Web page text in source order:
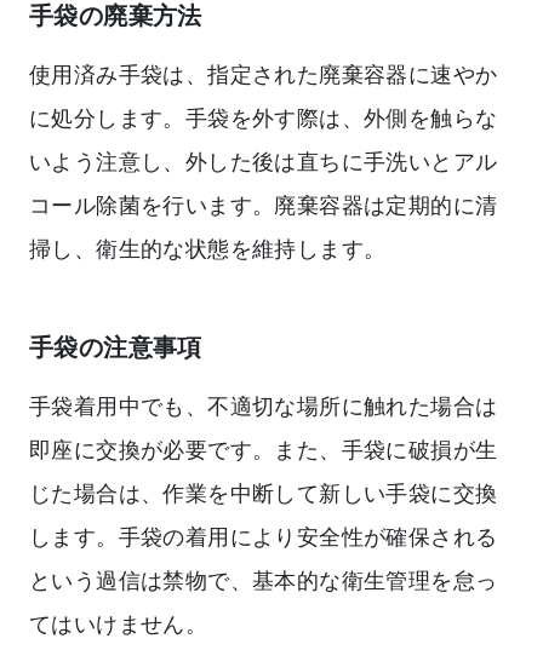
手袋の廃棄方法
使用済み手袋は、指定された廃棄容器に速やか
に処分します。手袋を外す際は、外側を触らな
いよう注意し、外した後は直ちに手洗いとアル
コール除菌を行います。廃棄容器は定期的に清
掃し、衛生的な状態を維持します。
手袋の注意事項
手袋着用中でも、不適切な場所に触れた場合は
即座に交換が必要です。また、手袋に破損が生
じた場合は、作業を中断して新しい手袋に交換
します。手袋の着用により安全性が確保される
という過信は禁物で、基本的な衛生管理を怠っ
てはいけません。